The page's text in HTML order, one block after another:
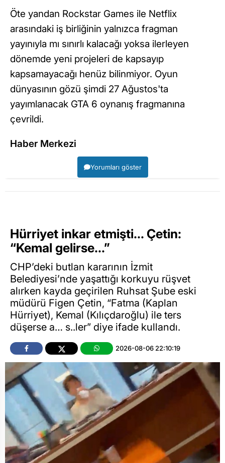
Öte yandan Rockstar Games ile Netflix
arasındaki iş birliğinin yalnızca fragman
yayınıyla mı sınırlı kalacağı yoksa ilerleyen
dönemde yeni projeleri de kapsayıp
kapsamayacağı henüz bilinmiyor. Oyun
dünyasının gözü şimdi 27 Ağustos'ta
yayımlanacak GTA 6 oynanış fragmanına
çevrildi.
Haber Merkezi
Yorumları göster
Hürriyet inkar etmişti… Çetin:
“Kemal gelirse…”
CHP’deki butlan kararının İzmit
Belediyesi’nde yaşattığı korkuyu rüşvet
alırken kayda geçirilen Ruhsat Şube eski
müdürü Figen Çetin, “Fatma (Kaplan
Hürriyet), Kemal (Kılıçdaroğlu) ile ters
düşerse a… s..ler” diye ifade kullandı.
2026-08-06 22:10:19